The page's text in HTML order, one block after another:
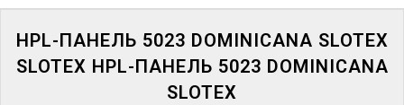
ПАНЕЛИ
HPL-ПАНЕЛЬ 5023 DOMINICANA SLOTEX
SLOTEX HPL-ПАНЕЛЬ 5023 DOMINICANA
SLOTEX